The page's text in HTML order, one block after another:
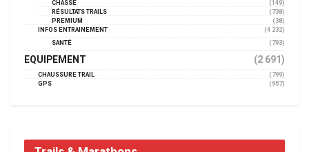
CHASSE
(149)
RÉSULTATS TRAILS
(738)
PREMIUM
(38)
INFOS ENTRAINEMENT
(4 232)
SANTÉ
(793)
EQUIPEMENT (2 691)
CHAUSSURE TRAIL
(799)
GPS
(957)